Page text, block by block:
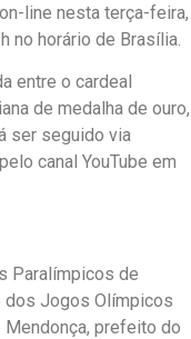
line nesta terça-feira,
no horário de Brasília.
entre o cardeal
de medalha de ouro,
ser seguido via
canal YouTube em
Paralímpicos de
dos Jogos Olímpicos
prefeito do